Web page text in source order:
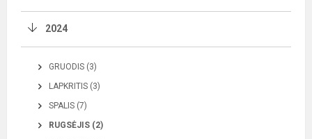
2024
GRUODIS (3)
LAPKRITIS (3)
SPALIS (7)
RUGSĖJIS (2)